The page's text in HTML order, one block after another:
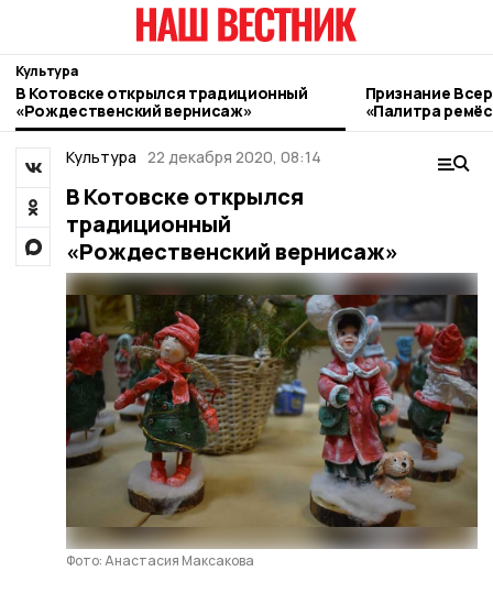
Культура
В Котовске открылся традиционный
«Рождественский вернисаж»
Признание
«Палитра
котовские
Культура 22 декабря 2020, 08:14
В Котовске открылся
традиционный
«Рождественский вернисаж»
Фото: Анастасия Максакова